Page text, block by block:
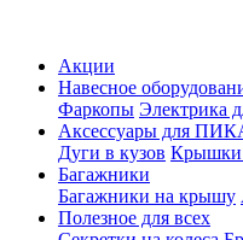
Акции
Навесное
Фаркопы Электрика
Аксессуары для
Дуги в кузов Крышки
Багажники
Багажники на крышу
Полезное для всех